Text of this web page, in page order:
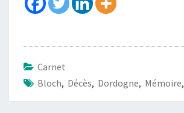
Carnet
Bloch, Décès, Dordogne, Mémoire,